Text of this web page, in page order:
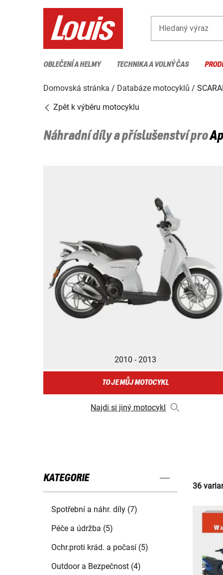
Hledaný výraz
OBLEČENÍ A HELMY TECHNIKA A VOLNÝ ČAS
Domovská stránka Databáze motocyklů
Zpět k výběru motocyklu
Náhradní díly a příslušenství pro
2010 - 2013
TO JE MŮJ MOTOCYKL
Najdi si jiný motocykl
KATEGORIE
Spotřební a náhr. díly (7)
Péče a údržba (5)
Ochr.proti krád. a počasí (5)
Outdoor a Bezpečnost (4)
36